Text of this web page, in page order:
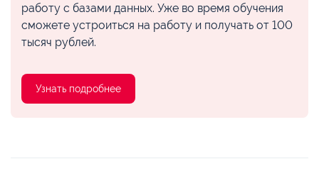
работу с базами данных. Уже во время обучения
сможете устроиться на работу и получать от 100
тысяч рублей.
Узнать подробнее